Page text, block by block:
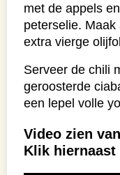
met de appels
peterselie.
extra vierge
Serveer de chili
geroosterde
een lepel volle
Video zien
Klik hiernaast